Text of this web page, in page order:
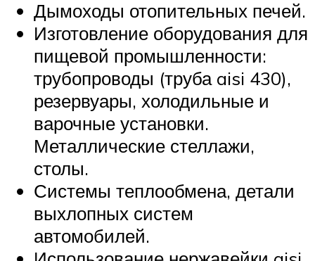
Дымоходы отопительных печей.
Изготовление оборудования для
пищевой промышленности:
трубопроводы (труба aisi 430),
резервуары, холодильные и
варочные установки.
Металлические стеллажи,
столы.
Системы теплообмена, детали
выхлопных систем
автомобилей.